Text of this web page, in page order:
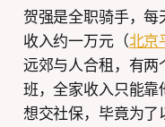
贺强是全职骑手，每
收入约一万元（北京
远郊与人合租，有两
班，全家收入只能靠
想交社保，毕竟为了